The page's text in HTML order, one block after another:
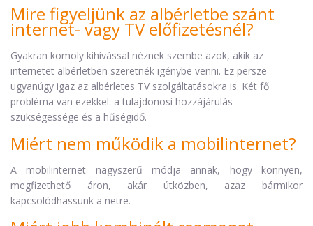
Mire figyeljünk az albérletbe szánt
internet- vagy TV előfizetésnél?
Gyakran komoly kihívással néznek szembe azok, akik az
internetet albérletben szeretnék igénybe venni. Ez persze
ugyanúgy igaz az albérletes TV szolgáltatásokra is. Két fő
probléma van ezekkel: a tulajdonosi hozzájárulás
szükségessége és a hűségidő.
Miért nem működik a mobilinternet?
A mobilinternet nagyszerű módja annak, hogy könnyen,
megfizethető áron, akár útközben, azaz bármikor
kapcsolódhassunk a netre.